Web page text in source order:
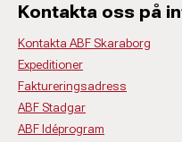
Kontakta oss på
Kontakta ABF Skaraborg
Expeditioner
Faktureringsadress
ABF Stadgar
ABF Idéprogram